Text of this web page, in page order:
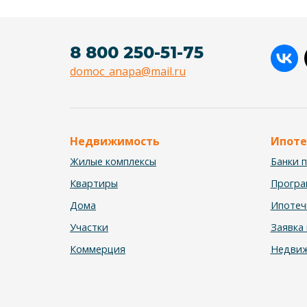
8 800 250-51-75
domoc_anapa@mail.ru
Недвижимость
Жилые комплексы
Квартиры
Дома
Участки
Коммерция
Банки
Заявка